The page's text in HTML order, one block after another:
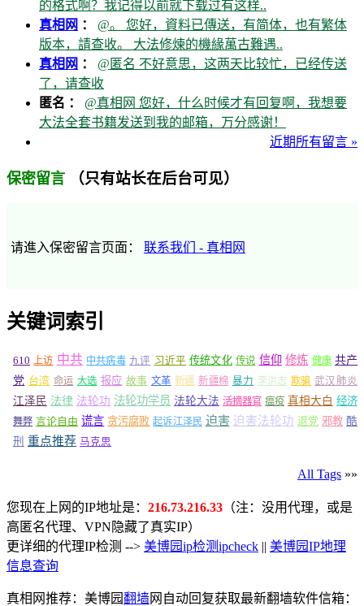
的格式啊？我记得以前就下载过有这样..
真相网 ： @。 您好，資料已傳送，有简体，也有繁体
版本，請查收。 大法修煉的機緣萬古難遇..
真相网 ： @匿名 不好意思，这两天比较忙，已经传送
了，请查收
匿名 ： @真相网 您好，什么时候才有回复啊，我想要
大法全套书籍发送到我的邮箱，万分感谢！
近期所有留言 »
保密留言 （只有站长在后台可见）
请進入保密留言页面： 联系我们 - 真相网
关键词索引
610 上访 中共 中共病毒 九评 习近平 传统文化 传说 信仰 修炼 健康 共产
党 台湾 命运 大选 报应 故事 文革 新疆 新疆棉 暴力 李洪志 欺骗 武汉肺炎
江泽民 法律 法轮功 法轮功学员 法轮大法 活摘器官 瘟疫 真相大白 经济
舞弊 言论自由 谎言 贪污腐败 起诉江泽民 迫害 迫害法轮功 退党 邪教 酷
刑 重点推荐 马克思
All Tags »»
您现在上网的IP地址是： 216.73.216.33 （注：没用代理，或是
高匿名代理、VPN隐藏了真实IP）
更详细的代理IP检测 --> 美博园ip检测ipcheck || 美博园IP地理
信息查询
真相网推荐：美博园翻墙网自动回复获取最新翻墙软件信箱：